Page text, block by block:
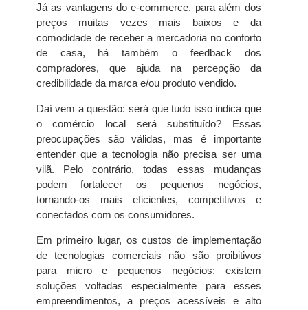
Já as vantagens do e-commerce, para além dos
preços muitas vezes mais baixos e da
comodidade de receber a mercadoria no conforto
de casa, há também o feedback dos
compradores, que ajuda na percepção da
credibilidade da marca e/ou produto vendido.
Daí vem a questão: será que tudo isso indica que
o comércio local será substituído? Essas
preocupações são válidas, mas é importante
entender que a tecnologia não precisa ser uma
vilã. Pelo contrário, todas essas mudanças
podem fortalecer os pequenos negócios,
tornando-os mais eficientes, competitivos e
conectados com os consumidores.
Em primeiro lugar, os custos de implementação
de tecnologias comerciais não são proibitivos
para micro e pequenos negócios: existem
soluções voltadas especialmente para esses
empreendimentos, a preços acessíveis e alto